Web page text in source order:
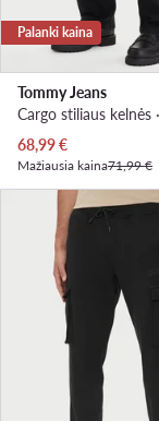
Palanki kaina
Tommy Jeans
Dabartinė kaina
68,99€
Mažiausia kaina71,99 €